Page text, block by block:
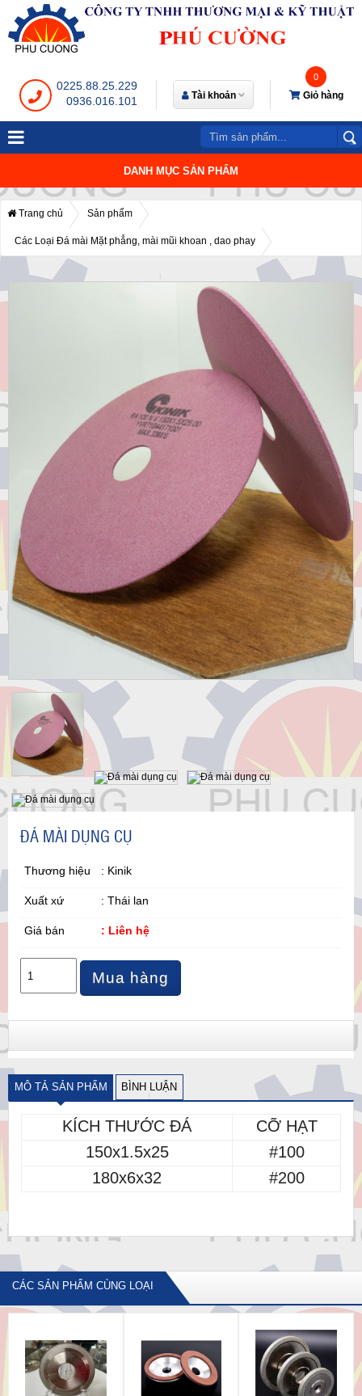
0225.88.25.229
0936.016.101
Tài khoản
0
Giỏ hàng
DANH MỤC SẢN PHẨM
Trang chủ Sản phẩm
Các Loại Đá mài Mặt phẳng, mài mũi khoan , dao phay
ĐÁ MÀI DỤNG CỤ
Thương hiệu : Kinik
Xuất xứ : Thái lan
Giá bán : Liên hệ
Mua hàng
MÔ TẢ SẢN PHẨM BÌNH LUẬN
KÍCH THƯỚC ĐÁ
CỠ HẠT
150x1.5x25
#100
180x6x32
#200
CÁC SẢN PHẨM CÙNG LOẠI